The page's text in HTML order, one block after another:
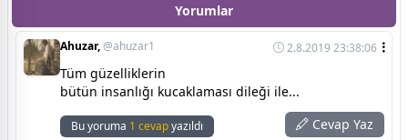
Yorumlar
Ahuzar,@ahuzar1 2.8.2019 23:38:06
Tüm güzelliklerin
bütün insanlığı kucaklaması dileği ile...
Bu yoruma 1 cevapyazıldı Cevap Yaz